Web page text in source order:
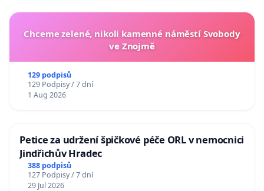
Chceme zelené, nikoli kamenné náměstí Svobody
ve Znojmě
129 podpisů
129 Podpisy / 7 dní
1 Aug 2026
Petice za udržení špičkové péče ORL v nemocnici
Jindřichův Hradec
388 podpisů
127 Podpisy / 7 dní
29 Jul 2026